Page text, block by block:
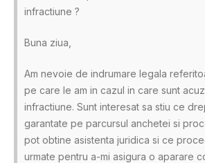
infractiune ?
Buna ziua,
Am nevoie de indrumare legala
pe care le am in cazul in care sunt
infractiune. Sunt interesat sa stiu ce
garantate pe parcursul anchetei si
pot obtine asistenta juridica si ce
urmate pentru a-mi asigura o aparare